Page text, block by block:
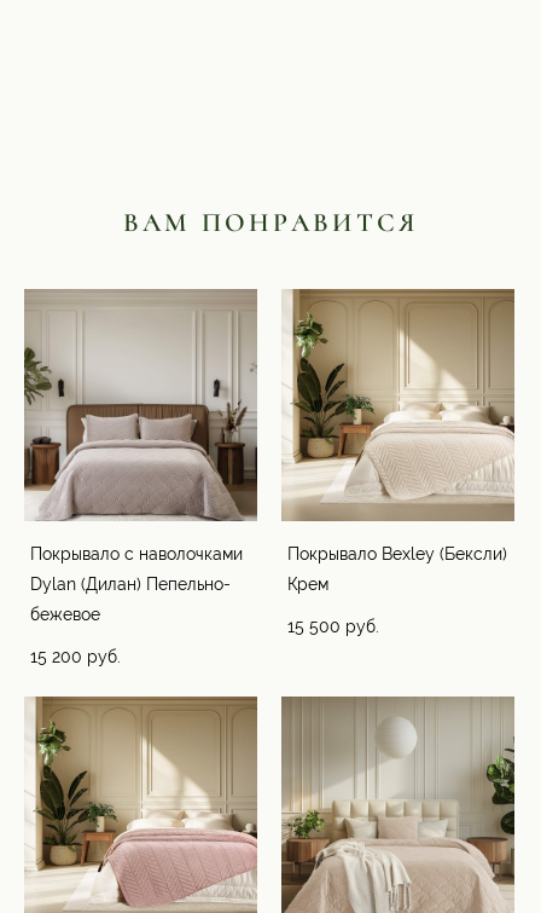
ВАМ ПОНРАВИТСЯ
Покрывало с наволочками
Dylan (Дилан) Пепельно-
бежевое
15 200 pуб.
Покрывало Bexley (Бексли)
Крем
15 500 pуб.